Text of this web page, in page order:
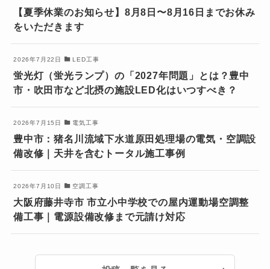
【夏季休業のお知らせ】8月8日〜8月16日までお休み
をいただきます
2026年7月22日 LED工事
蛍光灯（蛍光ランプ）の「2027年問題」とは？豊中
市・吹田市など北摂の施設LED化はいつすべき？
2026年7月15日 電気工事
豊中市：猪名川流域下水道原田処理場の電気・空調設
備改修｜天井を含むトータル施工事例
2026年7月10日 空調工事
大阪府藤井寺市 市立小中学校での屋内運動場空調整
備工事｜電源設備改修まで元請け対応